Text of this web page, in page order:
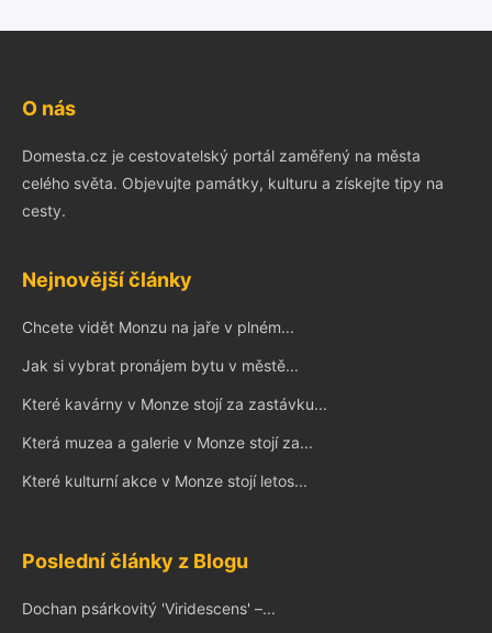
O nás
Domesta.cz je cestovatelský portál zaměřený na města
celého světa. Objevujte památky, kulturu a získejte tipy na
cesty.
Nejnovější články
Chcete vidět Monzu na jaře v plném...
Jak si vybrat pronájem bytu v městě...
Které kavárny v Monze stojí za zastávku...
Která muzea a galerie v Monze stojí za...
Které kulturní akce v Monze stojí letos...
Poslední články z Blogu
Dochan psárkovitý 'Viridescens' –...